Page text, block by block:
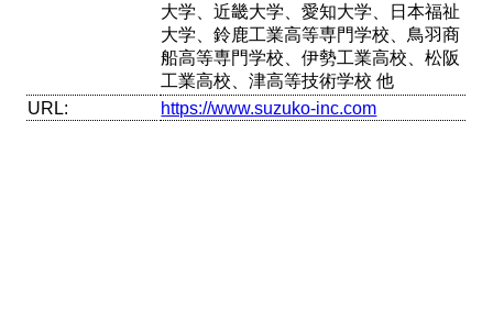
大学、近畿大学、愛知大学、日本福祉
大学、鈴鹿工業高等専門学校、鳥羽商
船高等専門学校、伊勢工業高校、松阪
工業高校、津高等技術学校 他
URL:
https://www.suzuko-inc.com